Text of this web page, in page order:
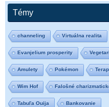
tvojich synov. (Oz
15-23)
Témy
channeling Virtuálna realita
Evanjelium prosperity
Amulety Pokémon
Wim Hof Falošné
Tabuľa Ouija Bankovanie